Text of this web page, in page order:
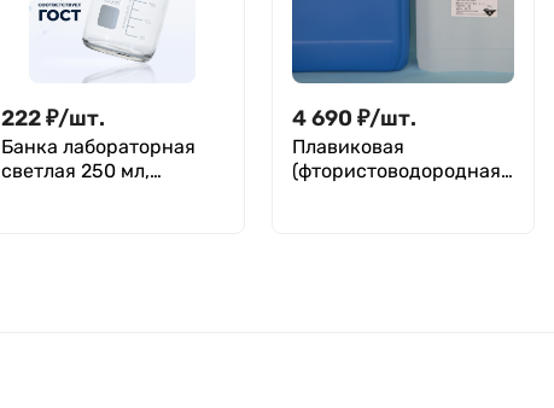
222₽/шт.
Банка лабораторная
светлая 250 мл,
4 690 ₽/шт.
Плавиковая
(фтористоводородная)